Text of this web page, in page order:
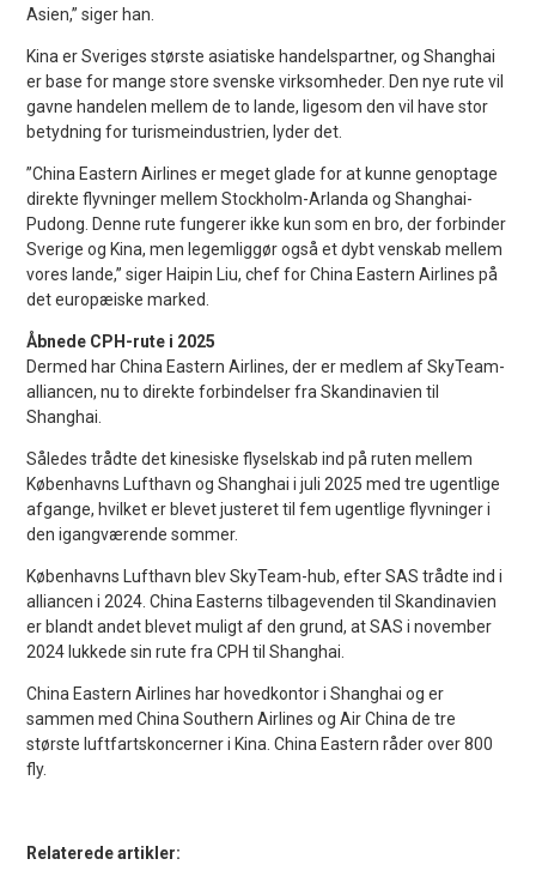
Asien,” siger han.
Kina er Sveriges største asiatiske handelspartner, og Shanghai
er base for mange store svenske virksomheder. Den nye rute vil
gavne handelen mellem de to lande, ligesom den vil have stor
betydning for turismeindustrien, lyder det.
”China Eastern Airlines er meget glade for at kunne genoptage
direkte flyvninger mellem Stockholm-Arlanda og Shanghai-
Pudong. Denne rute fungerer ikke kun som en bro, der forbinder
Sverige og Kina, men legemliggør også et dybt venskab mellem
vores lande,” siger Haipin Liu, chef for China Eastern Airlines på
det europæiske marked.
Åbnede CPH-rute i 2025
Dermed har China Eastern Airlines, der er medlem af SkyTeam-
alliancen, nu to direkte forbindelser fra Skandinavien til
Shanghai.
Således trådte det kinesiske flyselskab ind på ruten mellem
Københavns Lufthavn og Shanghai i juli 2025 med tre ugentlige
afgange, hvilket er blevet justeret til fem ugentlige flyvninger i
den igangværende sommer.
Københavns Lufthavn blev SkyTeam-hub, efter SAS trådte ind i
alliancen i 2024. China Easterns tilbagevenden til Skandinavien
er blandt andet blevet muligt af den grund, at SAS i november
2024 lukkede sin rute fra CPH til Shanghai.
China Eastern Airlines har hovedkontor i Shanghai og er
sammen med China Southern Airlines og Air China de tre
største luftfartskoncerner i Kina. China Eastern råder over 800
fly.
Relaterede artikler: